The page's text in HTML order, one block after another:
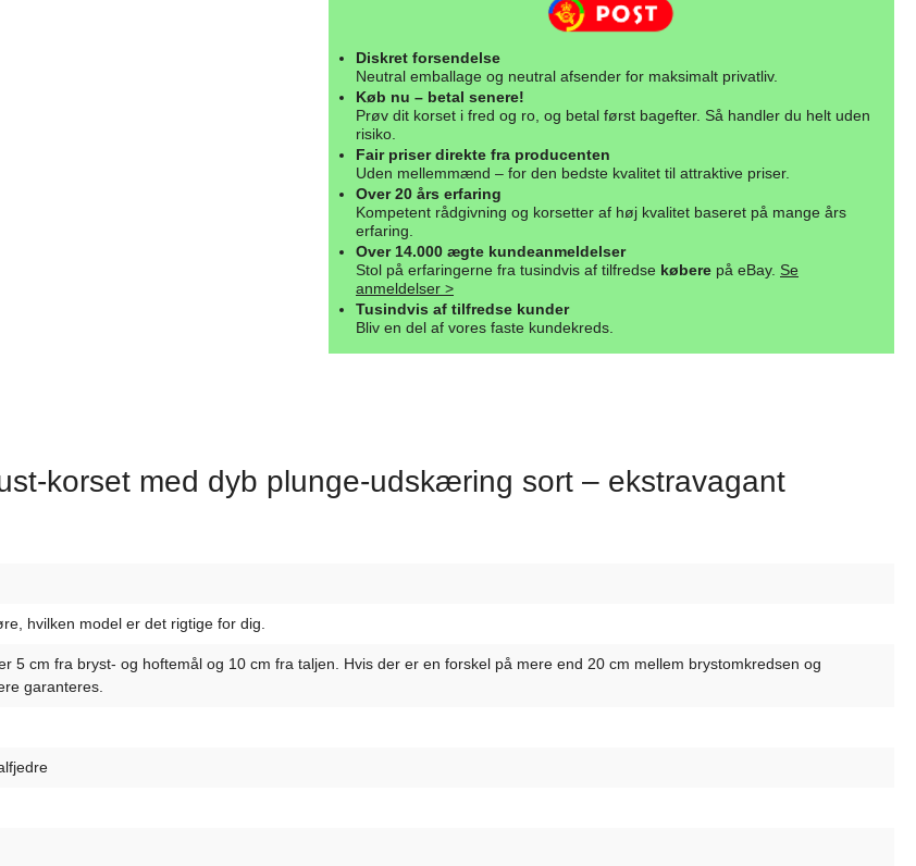
Diskret forsendelse
Neutral emballage og neutral afsender for maksimalt privatliv.
Køb nu – betal senere!
Prøv dit korset i fred og ro, og betal først bagefter. Så handler du helt uden
risiko.
Fair priser direkte fra producenten
Uden mellemmænd – for den bedste kvalitet til attraktive priser.
Over 20 års erfaring
Kompetent rådgivning og korsetter af høj kvalitet baseret på mange års
erfaring.
Over 14.000 ægte kundeanmeldelser
Stol på erfaringerne fra tusindvis af tilfredse købere på eBay. Se
anmeldelser >
Tusindvis af tilfredse kunder
Bliv en del af vores faste kundekreds.
korset med dyb plunge-udskæring sort – ekstravagant
hvilken model er det rigtige for dig.
5 cm fra bryst- og hoftemål og 10 cm fra taljen. Hvis der er en forskel på mere end 20 cm mellem brystomkredsen og
garanteres.